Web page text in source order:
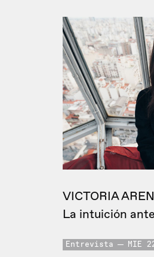
VICTORIA
La intuición
Entrevista MIE